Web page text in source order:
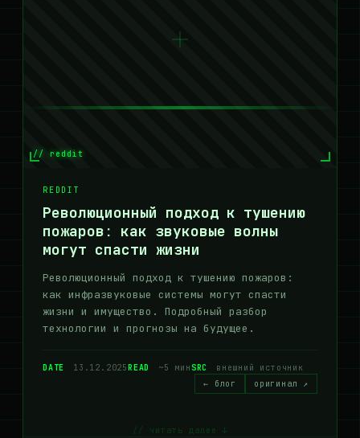
// reddit
REDDIT
Революционный подход к тушению
пожаров: как звуковые волны
могут спасти жизни
Революционный подход к тушению пожаров:
как инфразвуковые системы могут спасти
жизни и имущество. Подробный разбор
технологии и прогнозы на будущее.
DATE 13.12.2025READ ~5 минSRC
внешний источник
← блог
оригинал ↗
// читать далее ↓